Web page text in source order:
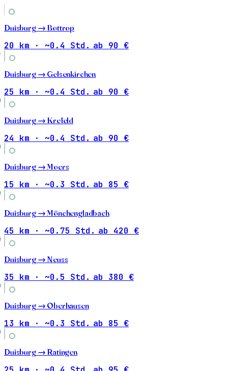
Duisburg → Bottrop
20 km · ~0.4 Std. ab 90 €
Duisburg → Gelsenkirchen
25 km · ~0.4 Std. ab 90 €
Duisburg → Krefeld
24 km · ~0.4 Std. ab 90 €
Duisburg →Moers
15 km · ~0.3 Std. ab 85 €
Duisburg →Mönchengladbach
45 km · ~0.75 Std. ab 420 €
Duisburg → Neuss
35 km · ~0.5 Std. ab 380 €
Duisburg → Oberhausen
13 km · ~0.3 Std. ab 85 €
Duisburg → Ratingen